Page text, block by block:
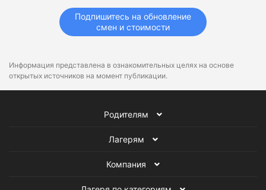
Подпишитесь на обновление
смен и стоимости
Информация представлена в ознакомительных целях на основе
открытых источников на момент публикации.
Родителям
Лагерям
Компания